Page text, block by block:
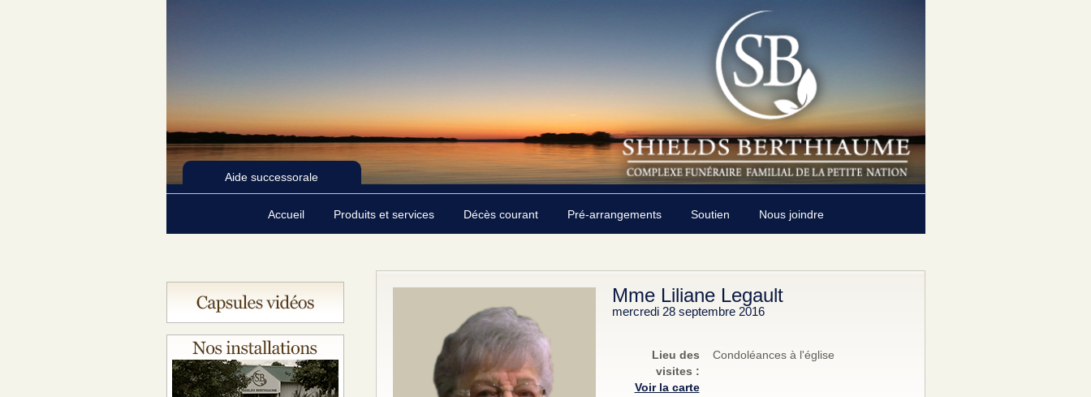
Aide successorale
Accueil Produits et services Décès courant Pré-arrangements Soutien Nous joindre
Mme Liliane Legault
mercredi 28 septembre 2016
Lieu des
visites :
Voir la carte
Condoléances à l'église